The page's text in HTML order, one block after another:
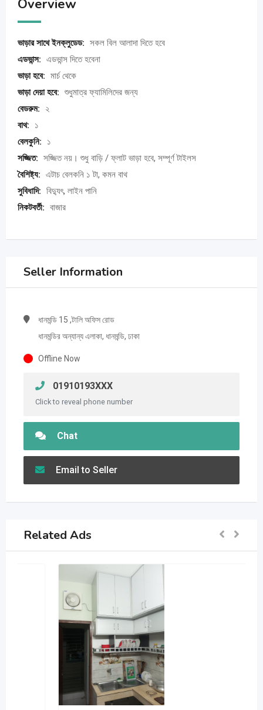
Overview
ভাড়ার সাথে ইনক্লুডেড: সকল বিল আলাদা দিতে হবে
এডভান্স: এডভান্স দিতে হবেনা
ভাড়া হবে: মার্চ থেকে
ভাড়া দেয়া হবে: শুধুমাত্র ফ্যামিলিদের জন্য
বেডরুম:
২
বাথ:
১
বেলকুনি:
১
সজ্জিত: সজ্জিত নয়। শুধু বাড়ি / ফ্লাট ভাড়া হবে, সম্পূর্ণ টাইলস
বৈশিষ্ট্য: এটাচ বেলকনি ১ টা, কমন বাথ
সুবিধাদি: বিদ্যুৎ, লাইন পানি
নিকটবর্তী: বাজার
Seller Information
ধানমন্ডি 15 ,টালি অফিস রোড
ধানমন্ডির অন্যান্য এলাকা, ধানমন্ডি, ঢাকা
Offline Now
01910193XXX
Click to reveal phone number
Chat
Email to Seller
Related Ads